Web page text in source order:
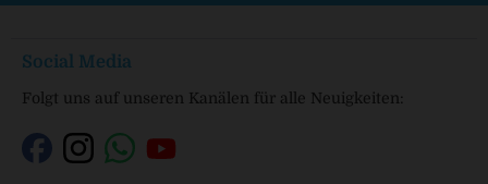
Social Media
Folgt uns auf unseren Kanälen für alle Neuigkeiten: